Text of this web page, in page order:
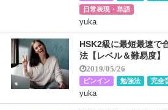
日常表現・単語
yuka
HSK2級に最短最速で
法【レベル＆難易度】
2019/05/26
ピンイン 勉強法 完全
yuka